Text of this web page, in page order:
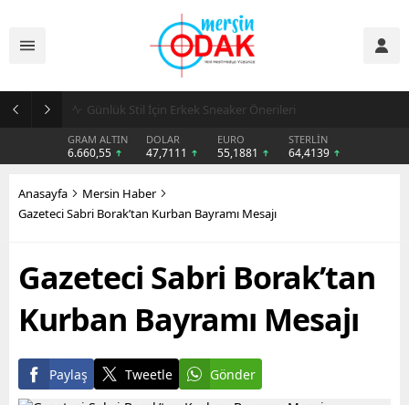
Günlük Stil İçin Erkek Sneaker Önerileri
GRAM ALTIN
6.660,55
DOLAR
47,7111
EURO
55,1881
STERLİN
64,4139
Anasayfa
Mersin Haber
Gazeteci Sabri Borak’tan Kurban Bayramı Mesajı
Gazeteci Sabri Borak’tan
Kurban Bayramı Mesajı
Paylaş Tweetle Gönder